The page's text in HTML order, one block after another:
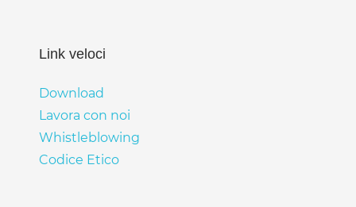
Link veloci
Download
Lavora con noi
Whistleblowing
Codice Etico